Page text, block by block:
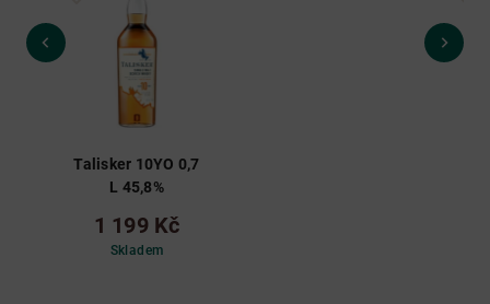
Talisker 10YO 0,7
L 45,8%
1 199 Kč
Skladem